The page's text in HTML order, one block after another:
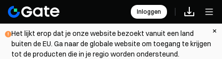
Inloggen
Het lijkt erop dat je onze website bezoekt vanuit een land
buiten de EU. Ga naar de globale website om toegang te krijgen
tot de producten die in je regio worden ondersteund.